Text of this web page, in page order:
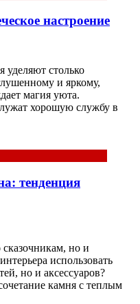
настроение
столько
и яркому,
магия уюта.
хорошую службу в
тенденция
но и
использовать
но и аксессуаров?
камня с теплым